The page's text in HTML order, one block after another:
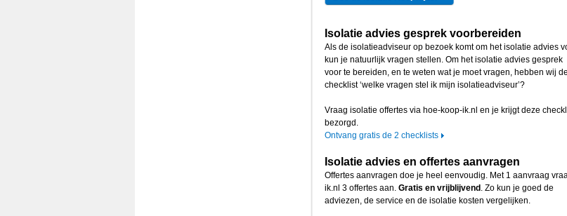
Isolatie advies gesprek voorbereiden
Als de isolatieadviseur op bezoek komt om het isolatie advies
kun je natuurlijk vragen stellen. Om het isolatie advies gesprek
voor te bereiden, en te weten wat je moet vragen, hebben wij de
checklist ‘welke vragen stel ik mijn isolatieadviseur’?
Vraag isolatie offertes via hoe-koop-ik.nl en je krijgt deze
bezorgd.
Ontvang gratis de 2 checklists
Isolatie advies en offertes aanvragen
Offertes aanvragen doe je heel eenvoudig. Met 1 aanvraag
ik.nl 3 offertes aan. Gratis en vrijblijvend . Zo kun je goed de
adviezen, de service en de isolatie kosten vergelijken.